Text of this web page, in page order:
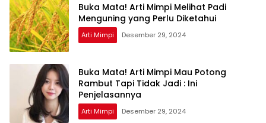
Buka Mata! Arti Mimpi Melihat Padi
Menguning yang Perlu Diketahui
Arti Mimpi Desember 29, 2024
Buka Mata! Arti Mimpi Mau Potong
Rambut Tapi Tidak Jadi : Ini
Penjelasannya
Arti Mimpi Desember 29, 2024